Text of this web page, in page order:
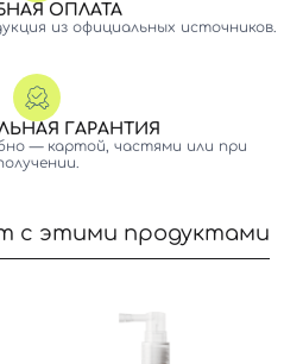
ОПЛАТА
из официальных источников.
ГАРАНТИЯ
— картой, частями или при
с этими продуктами